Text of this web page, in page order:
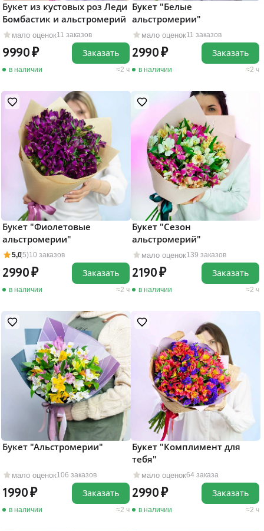
мало оценок11 заказов
Букет из кустовых роз Леди
Бомбастик и альстромерий
9990
в наличии 2 ч
Заказать
мало оценок11 заказов
Букет "Белые
альстромерии"
2990
в наличии 2 ч
Заказать
5,0(5)10 заказов
Букет "Фиолетовые
альстромерии"
2990
в наличии 2 ч
Заказать
мало оценок139 заказов
Букет "Сезон
альстромерий"
2190
в наличии 2 ч
Заказать
мало оценок106 заказов
Букет "Альстромерии"
1990
в наличии 2 ч
Заказать
мало оценок64 заказа
Букет "Комплимент для
тебя"
2990
в наличии 2 ч
Заказать